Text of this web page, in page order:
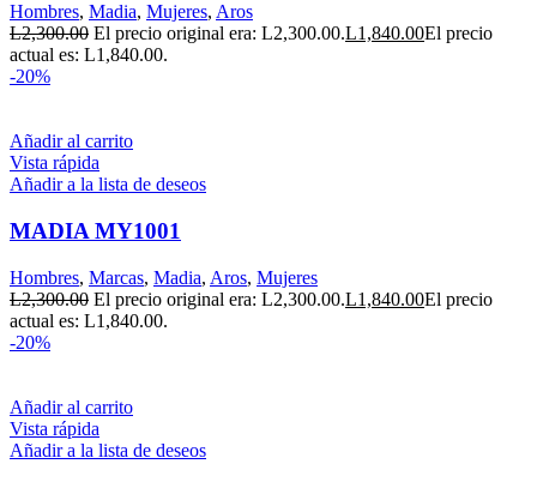
Hombres, Madia, Mujeres, Aros
L2,300.00 El precio original era: L2,300.00.L1,840.00El precio
actual es: L1,840.00.
-20%
Añadir al carrito
Vista rápida
Añadir a la lista de deseos
MADIA MY1001
Hombres, Marcas, Madia, Aros, Mujeres
L2,300.00 El precio original era: L2,300.00.L1,840.00El precio
actual es: L1,840.00.
-20%
Añadir al carrito
Vista rápida
Añadir a la lista de deseos